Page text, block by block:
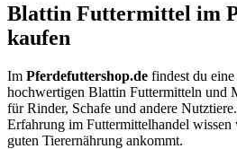
Blattin Futtermittel im
kaufen
Im Pferdefuttershop.de findest du
hochwertigen Blattin Futtermitteln und
fürRinder, Schafe und andere
Erfahrung im Futtermittelhandel
guten Tierernährung ankommt.